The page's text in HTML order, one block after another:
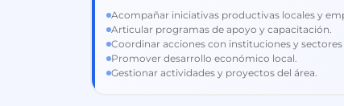
Acompañar iniciativas productivas locales y
Articular programas de apoyo y capacitación.
Coordinar acciones con instituciones y
Promover desarrollo económico local.
Gestionar actividades y proyectos del área.